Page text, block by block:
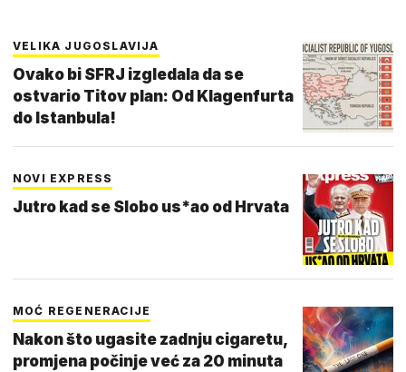
VELIKA JUGOSLAVIJA
Ovako bi SFRJ izgledala da se
ostvario Titov plan: Od Klagenfurta
do Istanbula!
NOVI EXPRESS
Jutro kad se Slobo us*ao od Hrvata
MOĆ REGENERACIJE
Nakon što ugasite zadnju cigaretu,
promjena počinje već za 20 minuta